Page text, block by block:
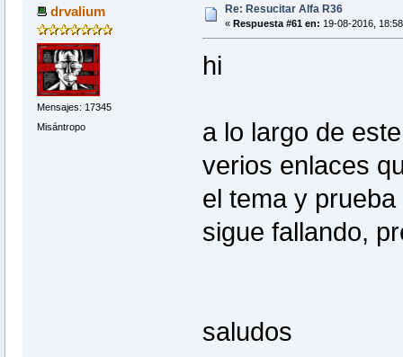
drvalium
Mensajes: 17345
Misántropo
Re: Resucitar Alfa R36
« Respuesta #61 en: 19-08-2016,
hi
a lo largo de
verios enlaces
el tema y
sigue fallando,
saludos